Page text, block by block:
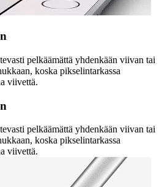
pelkäämättä yhdenkään viivan tai
koska pikselintarkassa
viivettä.
pelkäämättä yhdenkään viivan tai
koska pikselintarkassa
viivettä.